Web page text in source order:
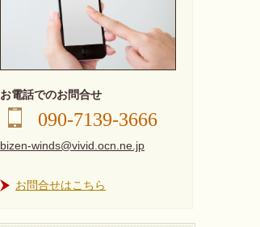
お電話でのお問合せ
090-7139-3666
bizen-winds@vivid.ocn.ne.jp
お問合せはこちら